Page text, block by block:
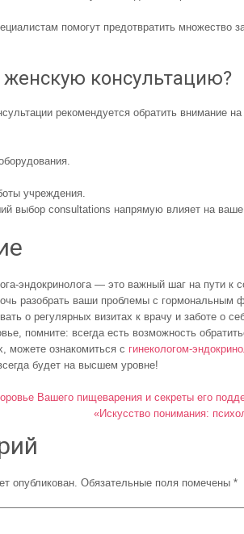
помогут предотвратить множество
консультацию?
рекомендуется обратить внимание
учреждения.
выбор consultations напрямую влияет на
эндокринолога — это важный шаг на пути к
разобрать ваши проблемы с
о регулярных визитах к врачу и заботе о
помните: всегда есть возможность
можете ознакомиться с гинекологом-
будет на высшем уровне!
Вашего пищеварения и секреты его
«Искусство понимания:
опубликован. Обязательные поля помечены *